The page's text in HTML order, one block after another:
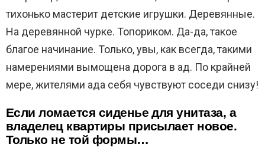
тихонько мастерит детские игрушки. Деревянные.
На деревянной чурке. Топориком. Да-да, такое
благое начинание. Только, увы, как всегда, такими
намерениями вымощена дорога в ад. По крайней
мере, жителями ада себя чувствуют соседи снизу!
Если ломается сиденье для унитаза, а
владелец квартиры присылает новое.
Только не той формы…